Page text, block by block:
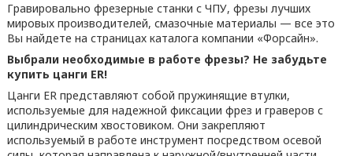
Гравировально фрезерные станки с ЧПУ, фрезы лучших
мировых производителей, смазочные материалы — все это
Вы найдете на страницах каталога компании «Форсайн».
Выбрали необходимые в работе фрезы? Не забудьте
купить цанги ER!
Цанги ER представляют собой пружинящие втулки,
используемые для надежной фиксации фрез и граверов с
цилиндрическим хвостовиком. Они закрепляют
используемый в работе инструмент посредством осевой